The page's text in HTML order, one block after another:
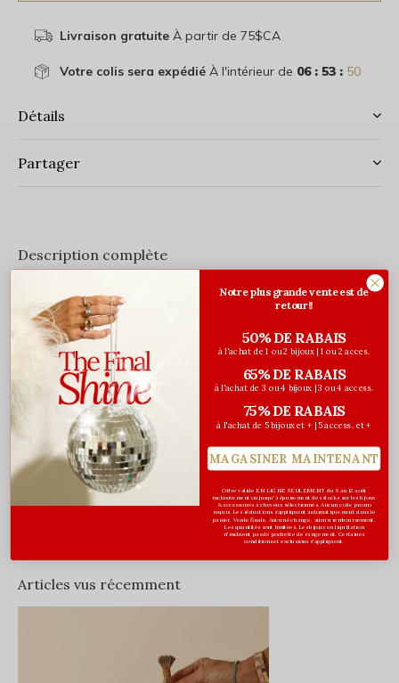
Livraison gratuiteÀ partir de 75$CA
Votre colis sera expédiéÀ l'intérieur de 06 : 53 : 50
Détails
Partager
Description complète
Couleur: #18/46 - Châtain Mêché Blond Strawberry
25 grammes par paquet (25 mèches)
Longueur 20 pouces
L'installation nécessite unpuller, desmicro-anneaux
et despinces(tous non-inclus)
Évaluations
Articles vus récemment
Notre plus grande vente est de
retour!!
50% DE RABAIS
à l'achat de 1 ou 2 bijoux | 1 ou 2 acces.
65% DE RABAIS
à l'achat de 3 ou 4 bijoux | 3 ou 4 access.
75% DE RABAIS
à l'achat de 5 bijoux et + | 5 access. et +
MAGASINER MAINTENANT
Offre valide EN LIGNE SEULEMENT du 6 au 12 août
inclusivement ou jusqu'à épuisement des stocks sur les bijoux
& accessoires à cheveux sélectionnés. Aucun code promo
requis. Les réductions s’appliquent automatiquement dans le
panier. Vente finale. Aucun échange, aucun remboursement.
Les quantités sont limitées. Les bijoux en liquidation
n'incluent pas de pochette de rangement. Certaines
conditions et exclusions s'appliquent.